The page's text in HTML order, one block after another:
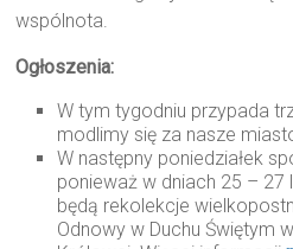
Miłosierdzia
w
Wasilkowie
wspólnota.
Ogłoszenia:
W tym tygodniu przypada
modlimy się za nasze
W następny poniedziałek
ponieważ w dniach 25 –
będą rekolekcje
Odnowy w Duchu Świętym